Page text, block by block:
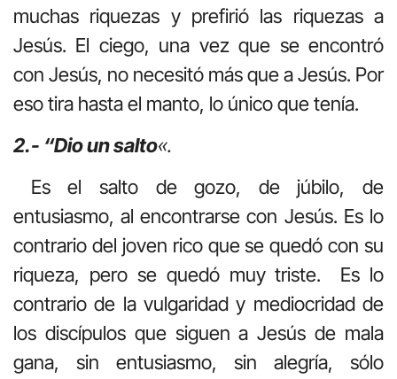
muchas riquezas y prefirió las riquezas a
Jesús. El ciego, una vez que se encontró
con Jesús, no necesitó más que a Jesús. Por
eso tira hasta el manto, lo único que tenía.
2.- “Dioun salto«.
Es el salto de gozo, de júbilo, de
entusiasmo, al encontrarse con Jesús. Es lo
contrario del joven rico que se quedó con su
riqueza, pero se quedó muy triste. Es lo
contrario de la vulgaridad y mediocridad de
los discípulos que siguen a Jesús de mala
gana, sin entusiasmo, sin alegría, sólo